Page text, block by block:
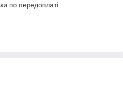
по передоплаті.